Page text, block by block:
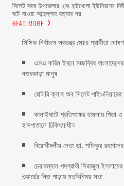
সিলেট সদর উপজেলার ২নং হাটখোলা ইউনিয়নের
ঘটে যাওয়া আব্দুল্লাহ হত্যার পর
READ MORE
সিসিক নির্বাচনে স্বতন্ত্র মেয়র প্রার্থীতা
এমএ করিম ইবনে মচ্ছব্বির
নজরকাড়া মানুষ ‎
রোটারি ক্লাব অব সিলেট
কানাইঘাটে প্রতিপক্ষের হামলায়
হাসপাতালে চিকিৎসাধীন
বিরোধীদলীয় নেতা ডা. শফিকুর রহমানের
চেয়ারম্যান পদপ্রার্থী সিরাজুল
ওয়ার্ডের নিজ পাড়ায় মতবিনিময় সভা